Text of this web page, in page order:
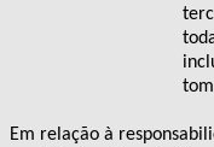
Em relação à